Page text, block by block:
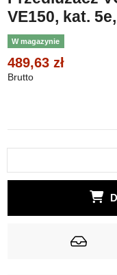
VE150, kat.
W magazynie
489,63 zł
Brutto